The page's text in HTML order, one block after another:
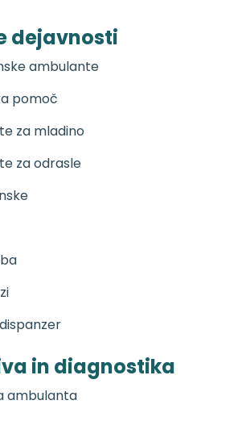
dejavnosti
ambulante
pomoč
za mladino
za odrasle
in diagnostika
ambulanta